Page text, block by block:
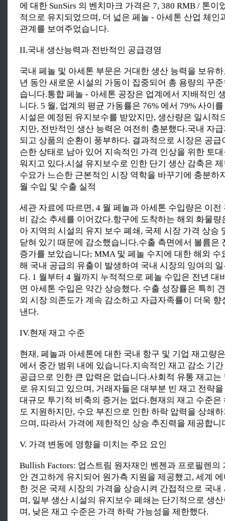
에 대한 SunSirs 의 벤치마크 가격은 7, 380 RMB / 톤이
적으로 유지되었으며, 더 넓은 페놀 - 아세톤 산업 체인
관계를 보여주었습니다.
II.국내 생산능력과 전반적인 공급경영
국내 페놀 및 아세톤 부문은 거대한 생산 능력을 보유
년 동안 새로운 시설의 가동이 집중되어 총 용량의 꾸
습니다.통합 페놀 - 아세톤 공장은 업계에서 지배적인
니다. 5 월, 업계의 평균 가동률은 76% 에서 79% 사이
시설은 예정된 유지보수를 받았지만, 생산량은 일시적
지만, 전반적인 생산 능력은 여전히 충분했다.국내 자
되고 상품의 순환이 풍부하다. 결과적으로 시장은 공급
슨한 상태로 남아 있어 지속적인 가격 인상을 위한 토
워지고 있다.시설 유지보수로 인한 단기 생산 감축은
수요가 느슨한 근본적인 시장 역학을 바꾸기에 충분하
월 수입 및 수출 실적
세관 자료에 따르면, 4 월 페놀과 아세톤 수입량은 이전
비 감소 추세를 이어갔다.항구에 도착하는 해외 화물량
아 지역의 시설의 유지 보수 폐쇄, 국제 시장 가격 상승
닫혀 있기 때문에 감소했습니다.수출 측면에서 볼륨은
증가를 보았습니다; MMA 및 페놀 수지에 대한 해외 수
해 국내 공급의 유출이 발생하여 국내 시장의 잉여의
다. 1 월부터 4 월까지 누적적으로 페놀 수입은 전년 대
면 아세톤 수입은 약간 상승했다. 수출 성장률은 특히
외 시장 의존도가 계속 감소하고 자급자족률이 더욱 향
낸다.
IV.현재 재고 수준
현재, 페놀과 아세톤에 대한 국내 항구 및 기업 재고량
에서 중간 범위 내에 있습니다.지속적인 재고 감소 기
공급으로 인한 큰 압력은 없습니다.사회적 유통 재고는
로 유지되고 있으며, 거래자들은 대부분 빈 재고 전략
대규모 투기적 비축의 증거는 없다.현재의 재고 수준은
도 지원하지만, 수요 부진으로 인한 하락 압력을 상쇄
으며, 따라서 가격에 제한적인 상승 추진력을 제공합니
V. 가격 변동에 영향을 미치는 주요 요인
Bullish Factors: 업스트림 원자재인 벤젠과 프로필렌의
안 견고하게 유지되어 원가측 지원을 제공했고, 세계
한 것은 국제 시장의 가격을 상승시켜 간접적으로 국내
며, 일부 생산 시설의 유지보수 폐쇄는 단기적으로 생
며, 낮은 재고 수준은 가격 하락 가능성을 제한했다.